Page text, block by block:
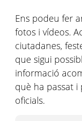
Ens podeu fer
fotos i vídeos.
ciutadanes,
que sigui
informació
què ha passat
oficials.